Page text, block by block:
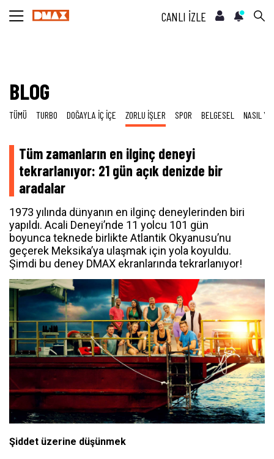
CANLI İZLE
BLOG
TÜMÜ TURBO DOĞAYLA İÇ İÇE ZORLU İŞLER SPOR BELGESEL NASIL
Tüm zamanların en ilginç deneyi
tekrarlanıyor: 21 gün açık denizde bir
aradalar
1973 yılında dünyanın en ilginç deneylerinden biri
yapıldı. Acali Deneyi’nde 11 yolcu 101 gün
boyunca teknede birlikte Atlantik Okyanusu’nu
geçerek Meksika’ya ulaşmak için yola koyuldu.
Şimdi bu deney DMAX ekranlarında tekrarlanıyor!
Şiddet üzerine düşünmek